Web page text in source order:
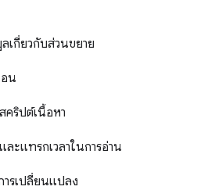
เกี่ยวกับส่วนขยาย
น
ริปต์เนื้อหา
แทรกเวลาในการอ่าน
รเปลี่ยนแปลง